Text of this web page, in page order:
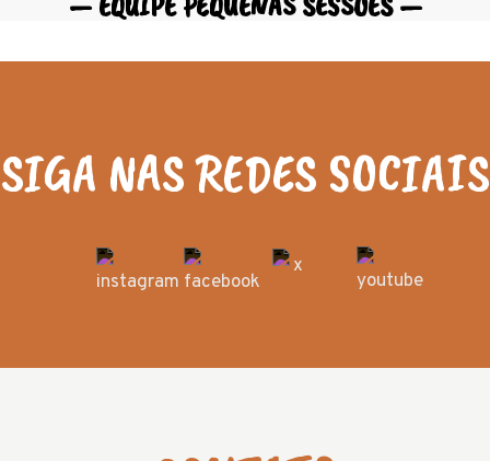
SIGA NAS REDES SOCIAIS